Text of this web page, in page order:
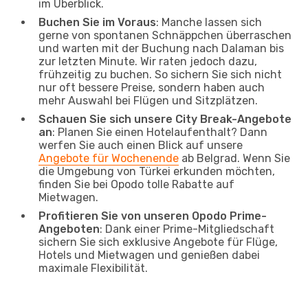
im Überblick.
Buchen Sie im Voraus: Manche lassen sich
gerne von spontanen Schnäppchen überraschen
und warten mit der Buchung nach Dalaman bis
zur letzten Minute. Wir raten jedoch dazu,
frühzeitig zu buchen. So sichern Sie sich nicht
nur oft bessere Preise, sondern haben auch
mehr Auswahl bei Flügen und Sitzplätzen.
Schauen Sie sich unsere City Break-Angebote
an: Planen Sie einen Hotelaufenthalt? Dann
werfen Sie auch einen Blick auf unsere
Angebote für Wochenende ab Belgrad. Wenn Sie
die Umgebung von Türkei erkunden möchten,
finden Sie bei Opodo tolle Rabatte auf
Mietwagen.
Profitieren Sie von unseren Opodo Prime-
Angeboten: Dank einer Prime-Mitgliedschaft
sichern Sie sich exklusive Angebote für Flüge,
Hotels und Mietwagen und genießen dabei
maximale Flexibilität.